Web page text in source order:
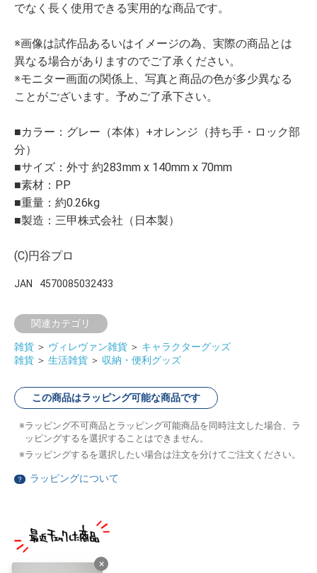
でなく長く使用できる実用的な商品です。
※画像は試作品あるいはイメージの為、実際の商品とは
異なる場合がありますのでご了承ください。
※モニター画面の関係上、写真と商品の色が多少異なる
ことがございます。予めご了承下さい。
■カラー：グレー（本体）+オレンジ（持ち手・ロック部
分）
■サイズ：外寸 約283mm x 140mm x 70mm
■素材：PP
■重量：約0.26kg
■製造：三甲株式会社（日本製）
(C)円谷プロ
JAN 4570085032433
関連カテゴリ
雑貨 ＞ ヴィレヴァン雑貨 ＞ キャラクターグッズ
雑貨 ＞ 生活雑貨 ＞ 収納・便利グッズ
この商品はラッピング可能な商品です
ラッピング不可商品とラッピング可能商品を同時注文した場合、ラ
ッピングするを選択することはできません。
ラッピングするを選択したい場合は注文を分けてご注文ください。
？ ラッピングについて
×